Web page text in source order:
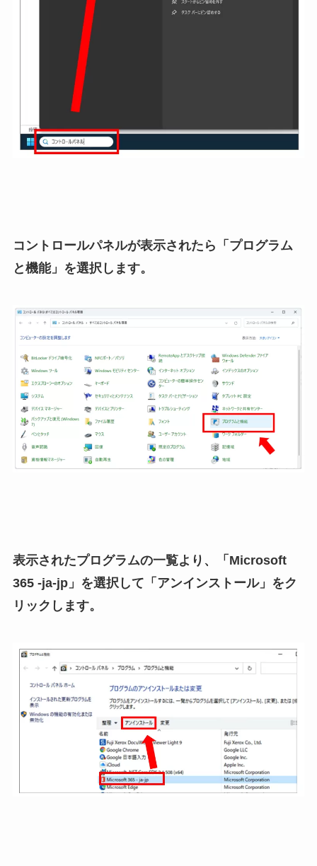
コントロールパネルが表示されたら「プログラム
と機能」を選択します。
表示されたプログラムの一覧より、「Microsoft
365 -ja-jp」を選択して「アンインストール」をク
リックします。